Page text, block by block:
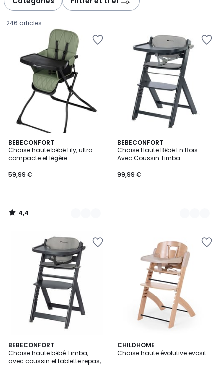
246 articles
BEBECONFORT
Chaise haute bébé Lily, ultra
compacte et légère
€.
59,99 €
4,4
/ 5
3
Couleurs
4,4
/
BEBECONFORT
Chaise Haute Bébé En Bois
Avec Coussin Timba
99,99 €
4
Couleurs
BEBECONFORT
Chaise haute bébé Timba,
avec coussin et tablette repas,
4,3
/ 5
CHILDHOME
Chaise haute évolutive evosit